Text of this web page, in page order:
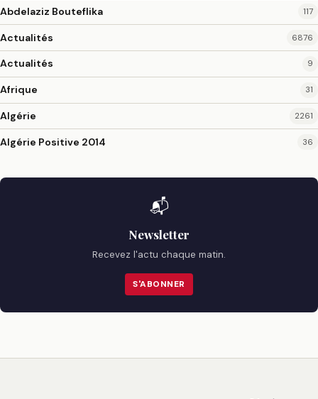
Abdelaziz Bouteflika 117
Actualités 6876
Actualités 9
Afrique 31
Algérie 2261
Algérie Positive 2014 36
📬
Newsletter
Recevez l'actu chaque matin.
S'ABONNER